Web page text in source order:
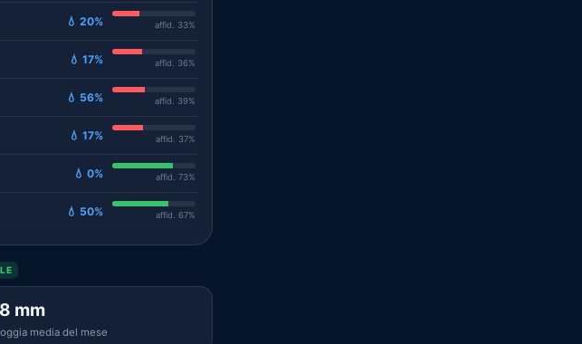
💧 20% affid. 33%
💧 17% affid. 36%
💧 56% affid. 39%
💧 17% affid. 37%
💧 0% affid. 73%
💧 50% affid. 67%
mm
media del mese